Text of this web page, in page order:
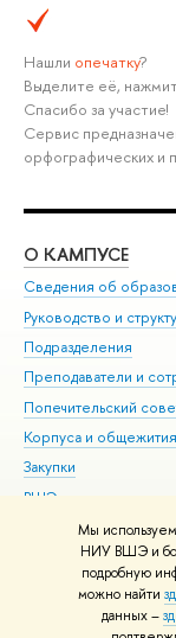
Мы
НИУ ВШЭ и
подробную
можно найти
данных –
Нашли опечатку?
Выделите её,
Спасибо за участие!
Сервис
орфографических и
О КАМПУСЕ
Сведения об
Руководство и
Подразделения
Преподаватели и
Попечительский
Корпуса и общежития
Закупки
ВШЭ для студентов с
здоровья и
Версия для
Единая платежная